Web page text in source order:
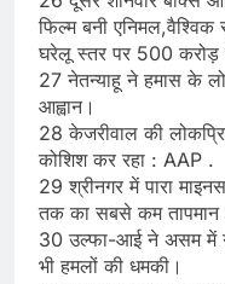
फिल्म बनी
घरेलू स्तर पर 500 करोड़
27 नेतन्याहू ने हमास के
आह्वान।
28 केजरीवाल की
कोशिश कर रहा : AAP .
29 श्रीनगर में पारा
तक का सबसे कम
30 उल्फा-आई ने असम में
भी हमलों की धमकी।